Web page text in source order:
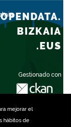
mejorar el
hábitos de
Gestionado con
OPENDATA.
BIZKAIA
.EUS